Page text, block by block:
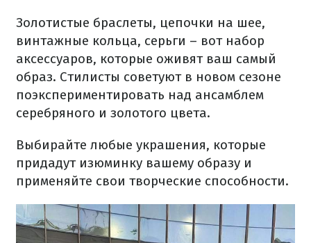
Золотистые браслеты, цепочки на шее,
винтажные кольца, серьги – вот набор
аксессуаров, которые оживят ваш самый
образ. Стилисты советуют в новом сезоне
поэкспериментировать над ансамблем
серебряного и золотого цвета.
Выбирайте любые украшения, которые
придадут изюминку вашему образу и
применяйте свои творческие способности.